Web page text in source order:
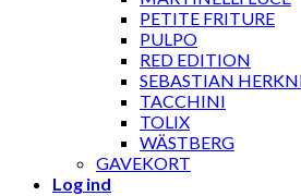
PETITE FRITURE
PULPO
RED EDITION
SEBASTIAN
TACCHINI
TOLIX
WÄSTBERG
GAVEKORT
Log ind